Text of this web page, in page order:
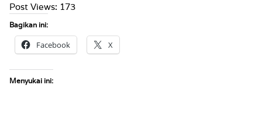
Post Views: 173
Bagikan ini:
Facebook X
Menyukai ini: